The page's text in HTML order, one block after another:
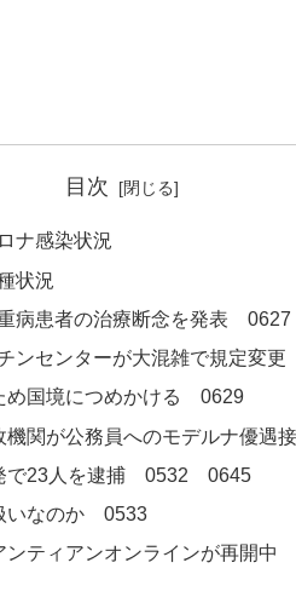
目次
ナ感染状況
状況
病患者の治療断念を発表 0627
ンセンターが大混雑で規定変
国境につめかける 0629
関が公務員へのモデルナ優遇
で23人を逮捕 0532 0645
いなのか 0533
ティアンオンラインが再開中